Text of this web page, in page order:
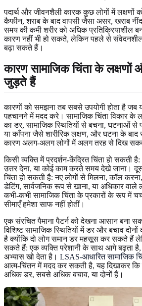
पदार्थ और जीवनशैली कारक कुछ लोगों में लक्षणों
कैफीन, शराब के बाद वापसी जैसा असर, खराब
समय की कमी शरीर को अधिक प्रतिक्रियाशील
कारण नहीं भी हो सकते, लेकिन पहले से
बढ़ा सकते हैं।
कारण सामाजिक चिंता के लक्षणों
जुड़ते हैं
कारणों को समझना तब सबसे उपयोगी होता है जब
पहचानने में मदद करे। सामाजिक चिंता विकार
का डर, सामाजिक स्थितियों से बचना, घटनाओं से
या काँपना जैसे शारीरिक लक्षण, और घटना के बाद
कारण अलग-अलग लोगों में अलग तरह से दिख
किसी व्यक्ति में प्रदर्शन-केंद्रित चिंता हो सकती
उत्तर देना, या कोई काम करते समय देखे जाना।
चिंता हो सकती है: नए लोगों से मिलना, कॉल
डेटिंग, सार्वजनिक रूप से खाना, या अधिकार वाले
कभी-कभी सामाजिक चिंता के प्रकारों के रूप में
सीमाएँ हमेशा साफ नहीं होतीं।
एक संरचित पैमाना पैटर्न को देखना आसान बना
विशिष्ट सामाजिक स्थितियों में डर और बचाव
है क्योंकि दो लोग समान डर महसूस कर सकते हैं
सकते हैं: एक व्यक्ति परेशानी के साथ आगे बढ़ता
अभ्यास खो देता है। LSAS-आधारित सामाजिक
आत्म-चिंतन में मदद कर सकती है, यह दिखाकर कि
अधिक डर, सबसे अधिक बचाव, या दोनों हैं।